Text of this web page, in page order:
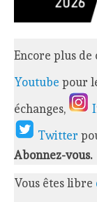
Encore plus de
Youtube pour
échanges,
Twitter
Abonnez-vous.
Vous êtes libre